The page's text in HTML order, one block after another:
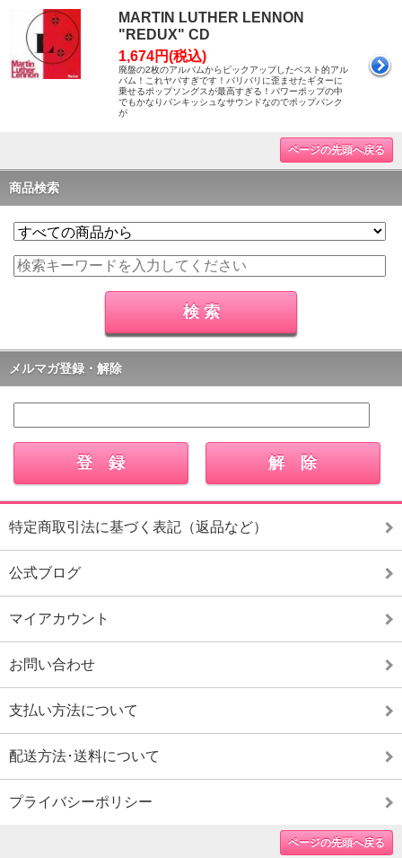
MARTIN LUTHER LENNON
"REDUX" CD
1,674円(税込)
廃盤の2枚のアルバムからピックアップしたベスト的アル
バム！これヤバすぎです！バリバリに歪ませたギターに
乗せるポップソングスが最高すぎる！パワーポップの中
でもかなりパンキッシュなサウンドなのでポップパンク
が
ページの先頭へ戻る
商品検索
メルマガ登録・解除
特定商取引法に基づく表記（返品など）
公式ブログ
マイアカウント
お問い合わせ
支払い方法について
配送方法･送料について
プライバシーポリシー
ページの先頭へ戻る